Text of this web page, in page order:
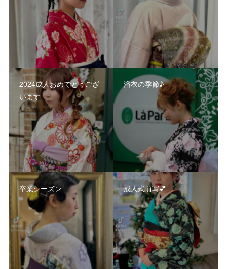
2024成人おめでとうござ
います
浴衣の季節♪
卒業シーズン 成人式前写💕